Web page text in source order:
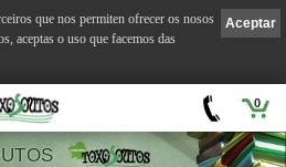
0
Aceptar
que nos permiten ofrecer os nosos
aceptas o uso que facemos das